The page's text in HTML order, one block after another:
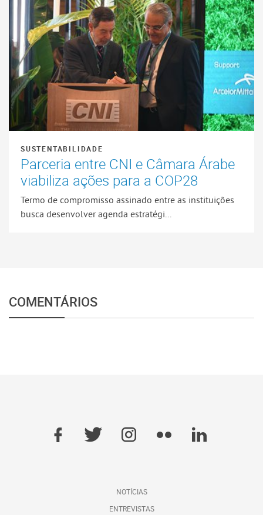
SUSTENTABILIDADE
Parceria entre CNI e Câmara Árabe
viabiliza ações para a COP28
Termo de compromisso assinado entre as instituições
busca desenvolver agenda estratégi...
COMENTÁRIOS
NOTÍCIAS
ENTREVISTAS